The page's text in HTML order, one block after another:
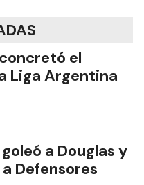
el
Liga Argentina
a Douglas y
Defensores